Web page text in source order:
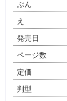
ぶん
え
発売日
ページ数
定価
判型